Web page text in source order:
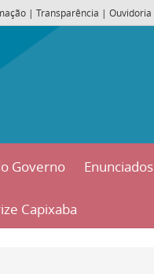
| Transparência | Ouvidoria
Governo Enunciados
Capixaba